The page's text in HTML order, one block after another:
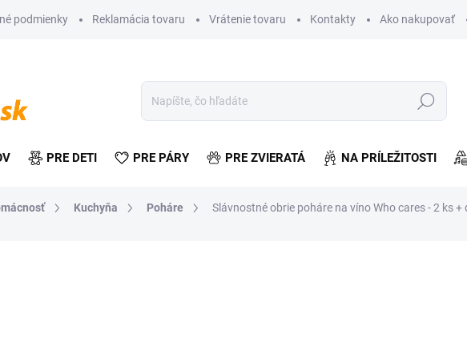
podmienky Reklamácia tovaru Vrátenie tovaru Kontakty Ako nakupovať
Hľadať
PRE DETI PRE PÁRY PRE ZVIERATÁ NA PRÍLEŽITOSTI
Kuchyňa Poháre Slávnostné obrie poháre na víno Who cares - 2 ks